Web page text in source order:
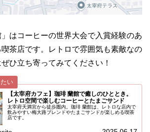
はコーヒーの世界大会で入賞経験のあ
茶店です。レトロで雰囲気も素敵なの
ひ立ち寄ってみてください！
【太宰府カフェ】珈琲 蘭館で癒しのひととき。
レトロ空間で楽しむコーヒーとたまごサンド
太宰府天満宮から徒歩圏内。珈琲 蘭館は、レトロな店内で
飲みやすい梅大路ブレンドやたまごサンドが楽しめる喫茶
店です。